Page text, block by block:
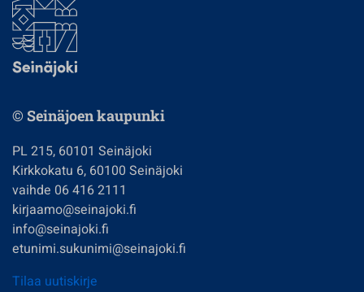
© Seinäjoen kaupunki
PL 215, 60101 Seinäjoki
Kirkkokatu 6, 60100 Seinäjoki
vaihde 06 416 2111
kirjaamo@seinajoki.fi
info@seinajoki.fi
etunimi.sukunimi@seinajoki.fi
Tilaa uutiskirje